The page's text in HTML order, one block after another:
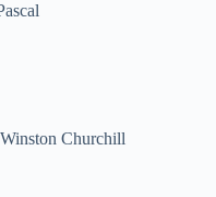
Churchill